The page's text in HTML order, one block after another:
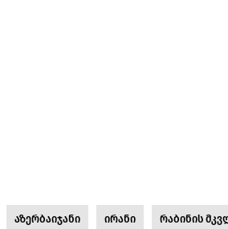
აზერბაიჯანი ირანი რაბინის